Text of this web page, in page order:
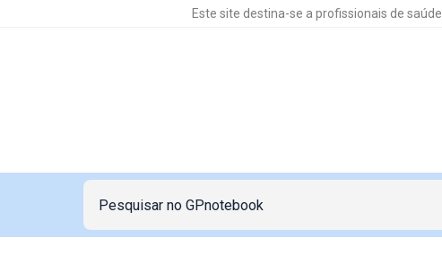
Este site destina-se a profissionais de saúde